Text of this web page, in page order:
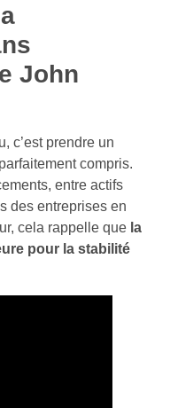
John
c’est prendre un
compris.
entre actifs
des entreprises en
cela rappelle que la
pour la stabilité